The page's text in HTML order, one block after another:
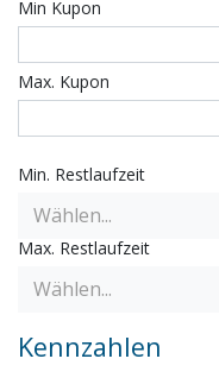
Min Kupon
Max. Kupon
Min. Restlaufzeit
Wählen...
Max. Restlaufzeit
Wählen...
Kennzahlen